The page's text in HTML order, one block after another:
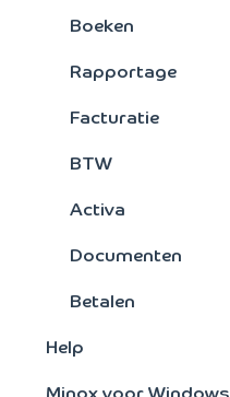
Boeken
Rapportage
Facturatie
BTW
Activa
Documenten
Betalen
Help